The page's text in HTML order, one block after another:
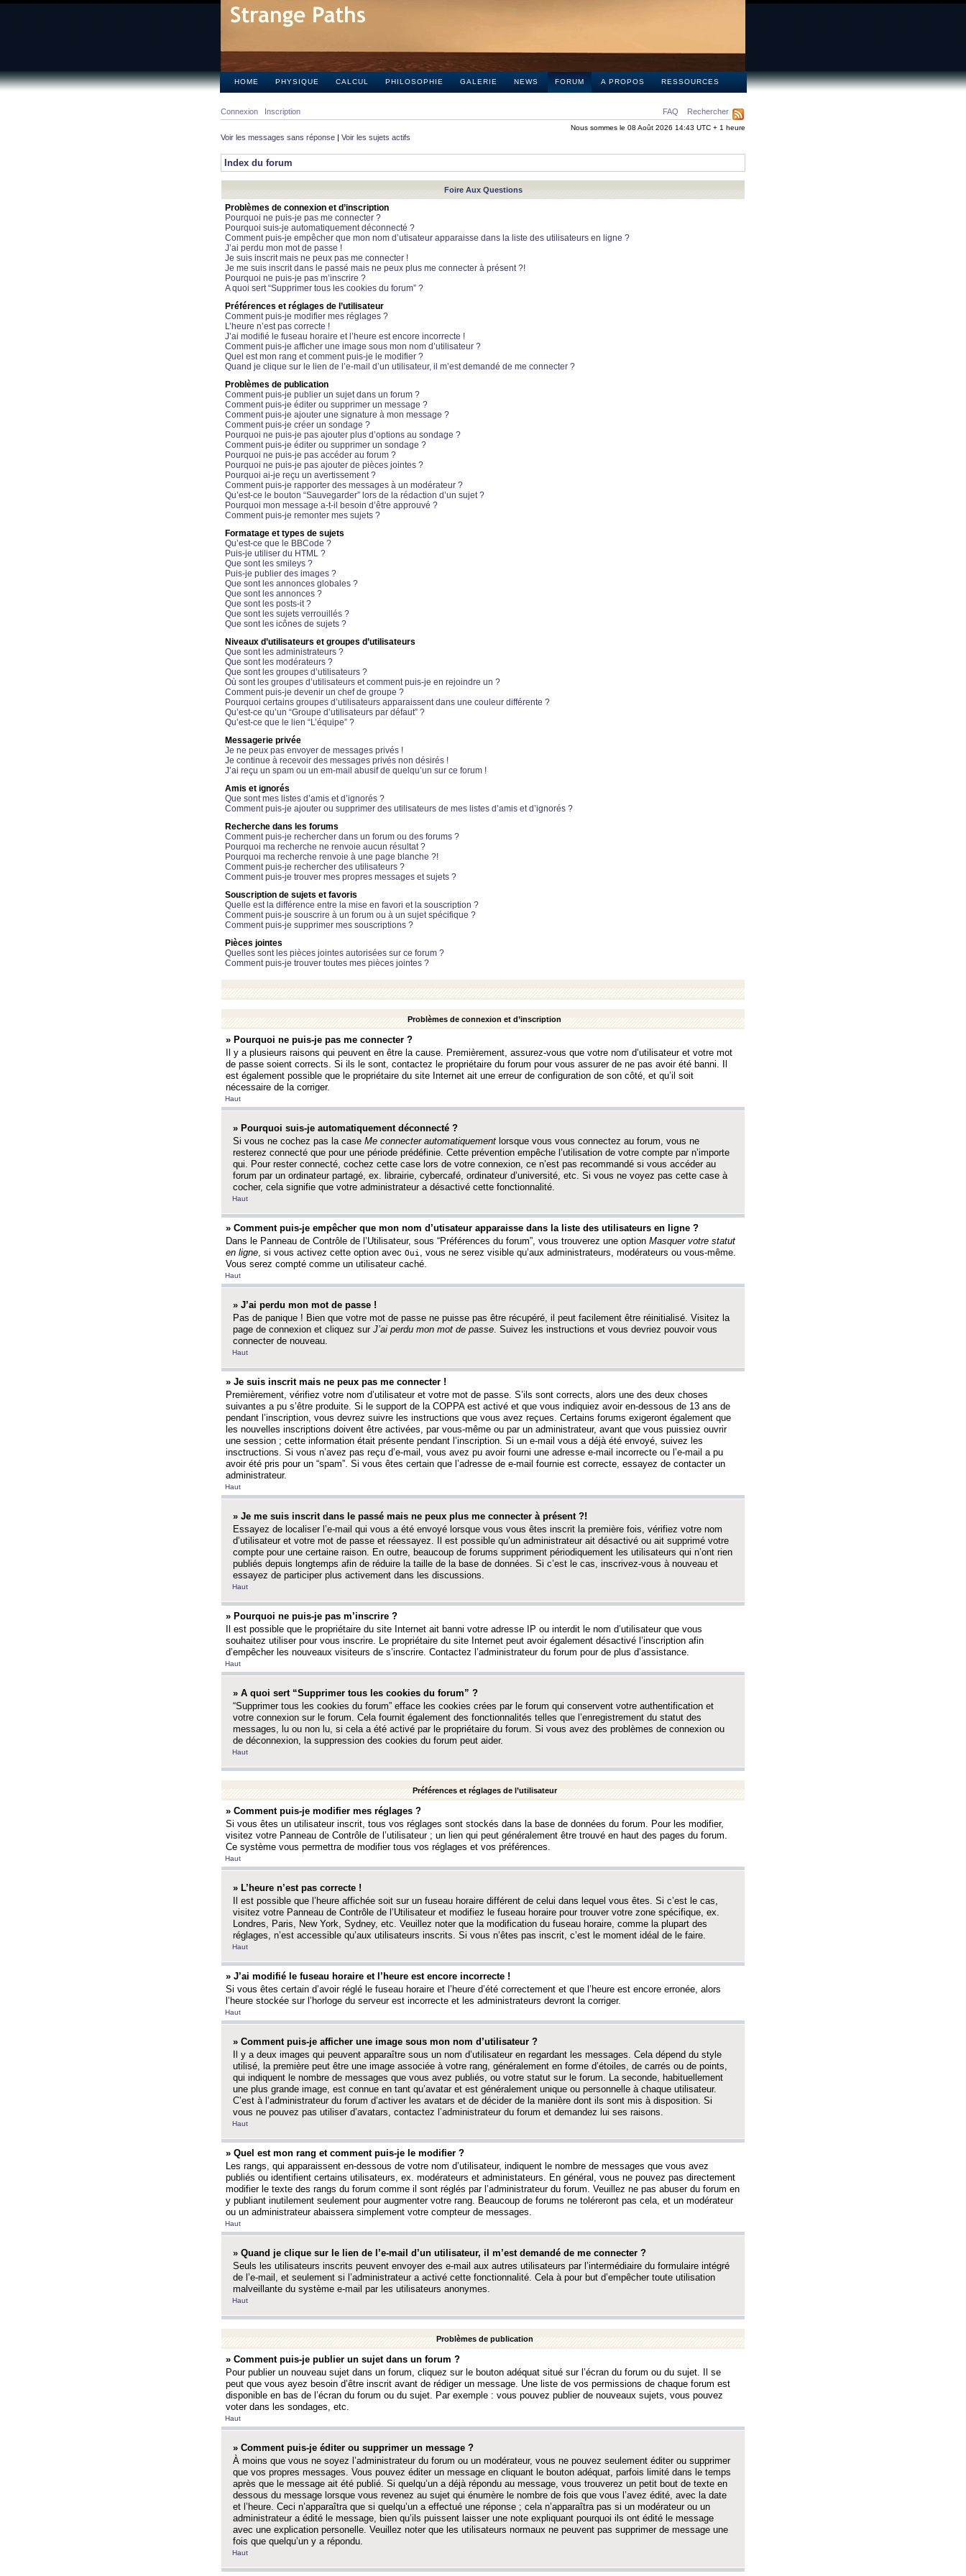
HOME PHYSIQUE CALCUL PHILOSOPHIE GALERIE NEWS FORUM A PROPOS RESSOURCES
FAQ Rechercher
Connexion Inscription
Nous sommes le 08 Août 2026 14:43 UTC + 1 heure
Voir les messages sans réponse | Voir les sujets actifs
Index du forum
Foire Aux Questions
Problèmes de connexion et d’inscription
Pourquoi ne puis-je pas me connecter ?
Pourquoi suis-je automatiquement déconnecté ?
Comment puis-je empêcher que mon nom d’utisateur apparaisse dans la liste des utilisateurs en ligne ?
J’ai perdu mon mot de passe !
Je suis inscrit mais ne peux pas me connecter !
Je me suis inscrit dans le passé mais ne peux plus me connecter à présent ?!
Pourquoi ne puis-je pas m’inscrire ?
A quoi sert “Supprimer tous les cookies du forum” ?
Préférences et réglages de l’utilisateur
Comment puis-je modifier mes réglages ?
L’heure n’est pas correcte !
J’ai modifié le fuseau horaire et l’heure est encore incorrecte !
Comment puis-je afficher une image sous mon nom d’utilisateur ?
Quel est mon rang et comment puis-je le modifier ?
Quand je clique sur le lien de l’e-mail d’un utilisateur, il m’est demandé de me connecter ?
Problèmes de publication
Comment puis-je publier un sujet dans un forum ?
Comment puis-je éditer ou supprimer un message ?
Comment puis-je ajouter une signature à mon message ?
Comment puis-je créer un sondage ?
Pourquoi ne puis-je pas ajouter plus d’options au sondage ?
Comment puis-je éditer ou supprimer un sondage ?
Pourquoi ne puis-je pas accéder au forum ?
Pourquoi ne puis-je pas ajouter de pièces jointes ?
Pourquoi ai-je reçu un avertissement ?
Comment puis-je rapporter des messages à un modérateur ?
Qu’est-ce le bouton “Sauvegarder” lors de la rédaction d’un sujet ?
Pourquoi mon message a-t-il besoin d’être approuvé ?
Comment puis-je remonter mes sujets ?
Formatage et types de sujets
Qu’est-ce que le BBCode ?
Puis-je utiliser du HTML ?
Que sont les smileys ?
Puis-je publier des images ?
Que sont les annonces globales ?
Que sont les annonces ?
Que sont les posts-it ?
Que sont les sujets verrouillés ?
Que sont les icônes de sujets ?
Niveaux d’utilisateurs et groupes d’utilisateurs
Que sont les administrateurs ?
Que sont les modérateurs ?
Que sont les groupes d’utilisateurs ?
Où sont les groupes d’utilisateurs et comment puis-je en rejoindre un ?
Comment puis-je devenir un chef de groupe ?
Pourquoi certains groupes d’utilisateurs apparaissent dans une couleur différente ?
Qu’est-ce qu’un “Groupe d’utilisateurs par défaut” ?
Qu’est-ce que le lien “L’équipe” ?
Messagerie privée
Je ne peux pas envoyer de messages privés !
Je continue à recevoir des messages privés non désirés !
J’ai reçu un spam ou un em-mail abusif de quelqu’un sur ce forum !
Amis et ignorés
Que sont mes listes d’amis et d’ignorés ?
Comment puis-je ajouter ou supprimer des utilisateurs de mes listes d’amis et d’ignorés ?
Recherche dans les forums
Comment puis-je rechercher dans un forum ou des forums ?
Pourquoi ma recherche ne renvoie aucun résultat ?
Pourquoi ma recherche renvoie à une page blanche ?!
Comment puis-je rechercher des utilisateurs ?
Comment puis-je trouver mes propres messages et sujets ?
Souscription de sujets et favoris
Quelle est la différence entre la mise en favori et la souscription ?
Comment puis-je souscrire à un forum ou à un sujet spécifique ?
Comment puis-je supprimer mes souscriptions ?
Pièces jointes
Quelles sont les pièces jointes autorisées sur ce forum ?
Comment puis-je trouver toutes mes pièces jointes ?
Problèmes de connexion et d’inscription
» Pourquoi ne puis-je pas me connecter ?
Il y a plusieurs raisons qui peuvent en être la cause. Premièrement, assurez-vous que votre nom d’utilisateur et votre mot
de passe soient corrects. Si ils le sont, contactez le propriétaire du forum pour vous assurer de ne pas avoir été banni. Il
est également possible que le propriétaire du site Internet ait une erreur de configuration de son côté, et qu’il soit
nécessaire de la corriger.
Haut
» Pourquoi suis-je automatiquement déconnecté ?
Si vous ne cochez pas la case Me connecter automatiquement lorsque vous vous connectez au forum, vous ne
resterez connecté que pour une période prédéfinie. Cette prévention empêche l’utilisation de votre compte par n’importe
qui. Pour rester connecté, cochez cette case lors de votre connexion, ce n’est pas recommandé si vous accéder au
forum par un ordinateur partagé, ex. librairie, cybercafé, ordinateur d’université, etc. Si vous ne voyez pas cette case à
cocher, cela signifie que votre administrateur a désactivé cette fonctionnalité.
Haut
» Comment puis-je empêcher que mon nom d’utisateur apparaisse dans la liste des utilisateurs en ligne ?
Dans le Panneau de Contrôle de l’Utilisateur, sous “Préférences du forum”, vous trouverez une option Masquer votre statut
en ligne, si vous activez cette option avec Oui , vous ne serez visible qu’aux administrateurs, modérateurs ou vous-même.
Vous serez compté comme un utilisateur caché.
Haut
» J’ai perdu mon mot de passe !
Pas de panique ! Bien que votre mot de passe ne puisse pas être récupéré, il peut facilement être réinitialisé. Visitez la
page de connexion et cliquez sur J’ai perdu mon mot de passe. Suivez les instructions et vous devriez pouvoir vous
connecter de nouveau.
Haut
» Je suis inscrit mais ne peux pas me connecter !
Premièrement, vérifiez votre nom d’utilisateur et votre mot de passe. S’ils sont corrects, alors une des deux choses
suivantes a pu s’être produite. Si le support de la COPPA est activé et que vous indiquiez avoir en-dessous de 13 ans de
pendant l’inscription, vous devrez suivre les instructions que vous avez reçues. Certains forums exigeront également que
les nouvelles inscriptions doivent être activées, par vous-même ou par un administrateur, avant que vous puissiez ouvrir
une session ; cette information était présente pendant l’inscription. Si un e-mail vous a déjà été envoyé, suivez les
insctructions. Si vous n’avez pas reçu d’e-mail, vous avez pu avoir fourni une adresse e-mail incorrecte ou l’e-mail a pu
avoir été pris pour un “spam”. Si vous êtes certain que l’adresse de e-mail fournie est correcte, essayez de contacter un
administrateur.
Haut
» Je me suis inscrit dans le passé mais ne peux plus me connecter à présent ?!
Essayez de localiser l’e-mail qui vous a été envoyé lorsque vous vous êtes inscrit la première fois, vérifiez votre nom
d’utilisateur et votre mot de passe et réessayez. Il est possible qu’un administrateur ait désactivé ou ait supprimé votre
compte pour une certaine raison. En outre, beaucoup de forums suppriment périodiquement les utilisateurs qui n’ont rien
publiés depuis longtemps afin de réduire la taille de la base de données. Si c’est le cas, inscrivez-vous à nouveau et
essayez de participer plus activement dans les discussions.
Haut
» Pourquoi ne puis-je pas m’inscrire ?
Il est possible que le propriétaire du site Internet ait banni votre adresse IP ou interdit le nom d’utilisateur que vous
souhaitez utiliser pour vous inscrire. Le propriétaire du site Internet peut avoir également désactivé l’inscription afin
d’empêcher les nouveaux visiteurs de s’inscrire. Contactez l’administrateur du forum pour de plus d’assistance.
Haut
» A quoi sert “Supprimer tous les cookies du forum” ?
“Supprimer tous les cookies du forum” efface les cookies crées par le forum qui conservent votre authentification et
votre connexion sur le forum. Cela fournit également des fonctionnalités telles que l’enregistrement du statut des
messages, lu ou non lu, si cela a été activé par le propriétaire du forum. Si vous avez des problèmes de connexion ou
de déconnexion, la suppression des cookies du forum peut aider.
Haut
Préférences et réglages de l’utilisateur
» Comment puis-je modifier mes réglages ?
Si vous êtes un utilisateur inscrit, tous vos réglages sont stockés dans la base de données du forum. Pour les modifier,
visitez votre Panneau de Contrôle de l’utilisateur ; un lien qui peut généralement être trouvé en haut des pages du forum.
Ce système vous permettra de modifier tous vos réglages et vos préférences.
Haut
» L’heure n’est pas correcte !
Il est possible que l’heure affichée soit sur un fuseau horaire différent de celui dans lequel vous êtes. Si c’est le cas,
visitez votre Panneau de Contrôle de l’Utilisateur et modifiez le fuseau horaire pour trouver votre zone spécifique, ex.
Londres, Paris, New York, Sydney, etc. Veuillez noter que la modification du fuseau horaire, comme la plupart des
réglages, n’est accessible qu’aux utilisateurs inscrits. Si vous n’êtes pas inscrit, c’est le moment idéal de le faire.
Haut
» J’ai modifié le fuseau horaire et l’heure est encore incorrecte !
Si vous êtes certain d’avoir réglé le fuseau horaire et l’heure d’été correctement et que l’heure est encore erronée, alors
l’heure stockée sur l’horloge du serveur est incorrecte et les administrateurs devront la corriger.
Haut
» Comment puis-je afficher une image sous mon nom d’utilisateur ?
Il y a deux images qui peuvent apparaître sous un nom d’utilisateur en regardant les messages. Cela dépend du style
utilisé, la première peut être une image associée à votre rang, généralement en forme d’étoiles, de carrés ou de points,
qui indiquent le nombre de messages que vous avez publiés, ou votre statut sur le forum. La seconde, habituellement
une plus grande image, est connue en tant qu’avatar et est généralement unique ou personnelle à chaque utilisateur.
C’est à l’administrateur du forum d’activer les avatars et de décider de la manière dont ils sont mis à disposition. Si
vous ne pouvez pas utiliser d’avatars, contactez l’administrateur du forum et demandez lui ses raisons.
Haut
» Quel est mon rang et comment puis-je le modifier ?
Les rangs, qui apparaissent en-dessous de votre nom d’utilisateur, indiquent le nombre de messages que vous avez
publiés ou identifient certains utilisateurs, ex. modérateurs et administateurs. En général, vous ne pouvez pas directement
modifier le texte des rangs du forum comme il sont réglés par l’administrateur du forum. Veuillez ne pas abuser du forum en
y publiant inutilement seulement pour augmenter votre rang. Beaucoup de forums ne toléreront pas cela, et un modérateur
ou un administrateur abaissera simplement votre compteur de messages.
Haut
» Quand je clique sur le lien de l’e-mail d’un utilisateur, il m’est demandé de me connecter ?
Seuls les utilisateurs inscrits peuvent envoyer des e-mail aux autres utilisateurs par l’intermédiaire du formulaire intégré
de l’e-mail, et seulement si l’administrateur a activé cette fonctionnalité. Cela à pour but d’empêcher toute utilisation
malveillante du système e-mail par les utilisateurs anonymes.
Haut
Problèmes de publication
» Comment puis-je publier un sujet dans un forum ?
Pour publier un nouveau sujet dans un forum, cliquez sur le bouton adéquat situé sur l’écran du forum ou du sujet. Il se
peut que vous ayez besoin d’être inscrit avant de rédiger un message. Une liste de vos permissions de chaque forum est
disponible en bas de l’écran du forum ou du sujet. Par exemple : vous pouvez publier de nouveaux sujets, vous pouvez
voter dans les sondages, etc.
Haut
» Comment puis-je éditer ou supprimer un message ?
À moins que vous ne soyez l’administrateur du forum ou un modérateur, vous ne pouvez seulement éditer ou supprimer
que vos propres messages. Vous pouvez éditer un message en cliquant le bouton adéquat, parfois limité dans le temps
après que le message ait été publié. Si quelqu’un a déjà répondu au message, vous trouverez un petit bout de texte en
dessous du message lorsque vous revenez au sujet qui énumère le nombre de fois que vous l’avez édité, avec la date
et l’heure. Ceci n’apparaîtra que si quelqu’un a effectué une réponse ; cela n’apparaîtra pas si un modérateur ou un
administrateur a édité le message, bien qu’ils puissent laisser une note expliquant pourquoi ils ont édité le message
avec une explication personelle. Veuillez noter que les utilisateurs normaux ne peuvent pas supprimer de message une
fois que quelqu’un y a répondu.
Haut